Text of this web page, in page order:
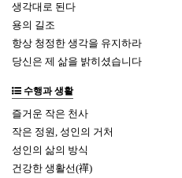
생각대로 된다
용의 길조
항상 청정한 생각을 유지하라
당신은 제 삶을 밝히셨습니다
수행과 생활
즐거운 작은 천사
작은 정원, 성인의 거처
성인의 삶의 방식
건강한 생활선(禪)